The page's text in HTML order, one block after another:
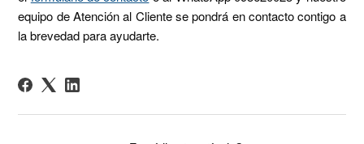
equipo de Atención al Cliente se pondrá en contacto contigo a
la brevedad para ayudarte.